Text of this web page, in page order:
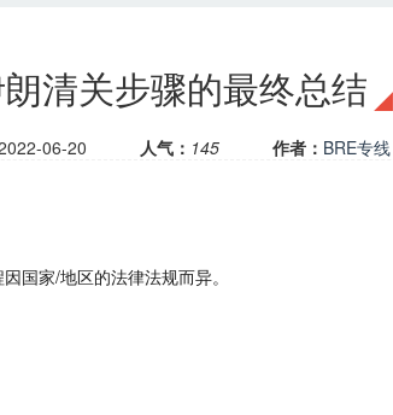
清关步骤的最终总结
06-20 人气： 145 作者： BRE专线
国家/地区的法律法规而异。